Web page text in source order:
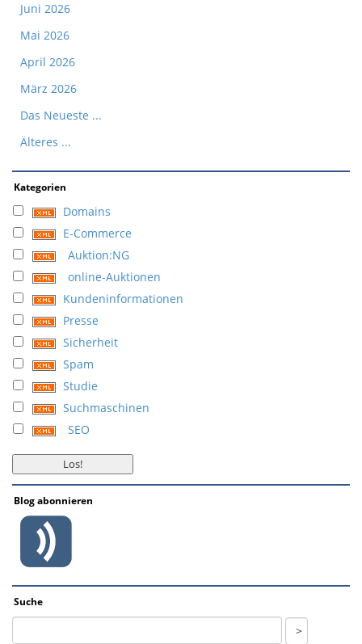
Juni 2026
Mai 2026
April 2026
März 2026
Das Neueste ...
Älteres ...
Kategorien
Domains
E-Commerce
Auktion:NG
online-Auktionen
Kundeninformationen
Presse
Sicherheit
Spam
Studie
Suchmaschinen
SEO
Blog abonnieren
Suche